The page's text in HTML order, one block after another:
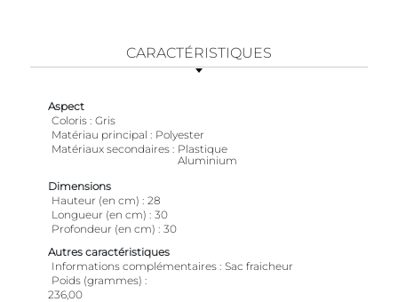
CARACTÉRISTIQUES
Aspect
Coloris Gris
Matériau principal
Polyester
Matériaux secondaires
Plastique
Aluminium
Dimensions
Hauteur (en cm)
28
Longueur (en cm)
30
Profondeur (en cm)
30
Autres caractéristiques
Informations complémentaires Sac fraicheur
Poids (grammes)
236,00